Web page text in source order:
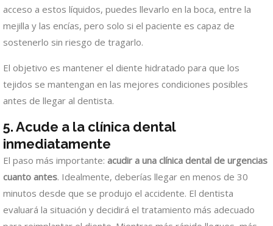
acceso a estos líquidos, puedes llevarlo en la boca, entre la
mejilla y las encías, pero solo si el paciente es capaz de
sostenerlo sin riesgo de tragarlo.
El objetivo es mantener el diente hidratado para que los
tejidos se mantengan en las mejores condiciones posibles
antes de llegar al dentista.
5.Acude a la clínica dental
inmediatamente
El paso más importante: acudir a una clínica dental de urgencias
cuanto antes. Idealmente, deberías llegar en menos de 30
minutos desde que se produjo el accidente. El dentista
evaluará la situación y decidirá el tratamiento más adecuado